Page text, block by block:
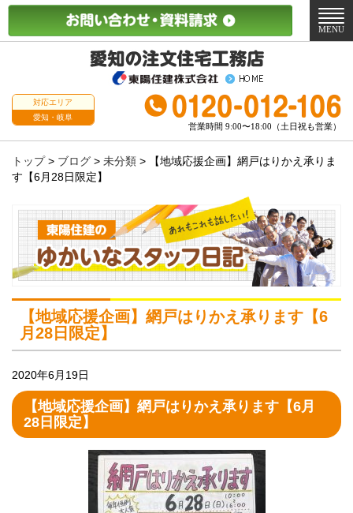
対応エリア
愛知・岐阜
営業時間 9:00〜18:00（土日祝も営業）
メ
ニ
MENU
トップ> ブログ > 未分類 >
【地域応援企画】網戸はりかえ承りま
す【6月28日限定】
【地域応援企画】網戸はりかえ承ります【6
月28日限定】
2020年6月19日
【地域応援企画】網戸はりかえ承ります【6月
28日限定】